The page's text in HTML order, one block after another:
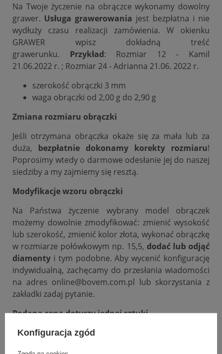
Na Twoje życzenie na obrączce wykonamy dowolny
grawer. Usługa grawerowania jest bezpłatna i nie
wydłuży czasu realizacji zamówienia. W okienku
GRAWER wpisz dokładną treść
grawerunku.
Przykład: Rozmiar 12 - Kamil
21.06.2022 r. ; Rozmiar 24 - Adrianna 21.06. 2022 r.
szerokość obrączki 3 mm
waga obrączki od 2,00 g do 2,90 g
Zmiana rozmiaru obrączki
Jeśli otrzymana obrączka okaże się za mała lub za
duża, bezpłatnie dokonamy korekty rozmiaru!
Poprosimy wtedy o darmowe odesłanie jej do naszej
siedziby a my zajmiemy się resztą.
Modyfikacje wzoru obrączki
Na Państwa życzenie wybrany model obrączek
możemy dowolnie zmodyfikować: zmienić wysokość
lub szerokość, zmienić kolor złota, wykonać obrączkę
w rozmiarze połówkowym np. 15,5, dodać lub odjąć
diamenty i tym podobne. Aby wycenić konfigurację
indywidualną, zachęcamy do przesłania wiadomości
na adres online@bovem.com.pl lub skorzystania z
zakładki zadaj pytanie.
Podana cena dotyczy jednej sztuki.
Konfiguracja zgód